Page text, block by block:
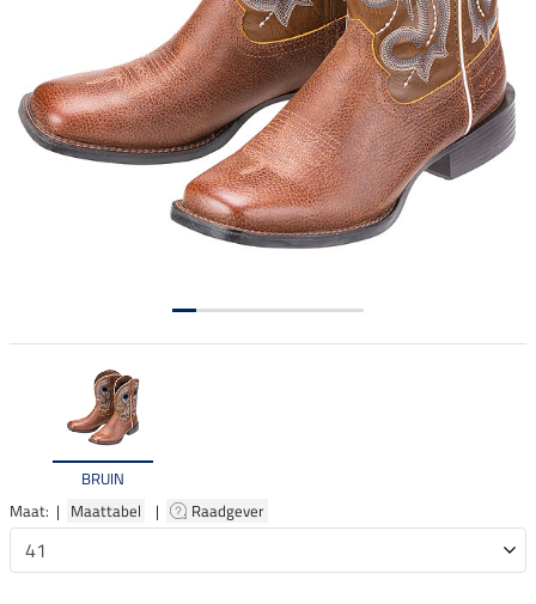
BRUIN
Maat: | Maattabel | Raadgever